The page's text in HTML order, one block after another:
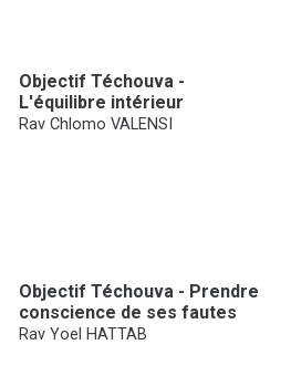
Objectif Téchouva -
L'équilibre intérieur
Rav Chlomo VALENSI
Objectif Téchouva - Prendre
conscience de ses fautes
Rav Yoel HATTAB